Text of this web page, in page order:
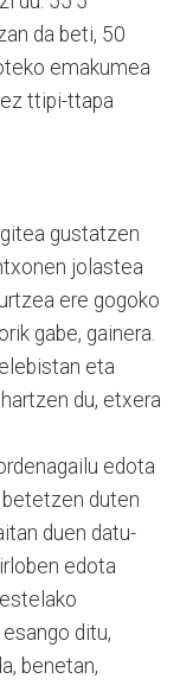
da beti, 50
emakumea
ttipi-ttapa
gustatzen
jolastea
ere gogoko
gabe, gainera.
eta
du, etxera
edota
duten
duen datu-
edota
ditu,
benetan,